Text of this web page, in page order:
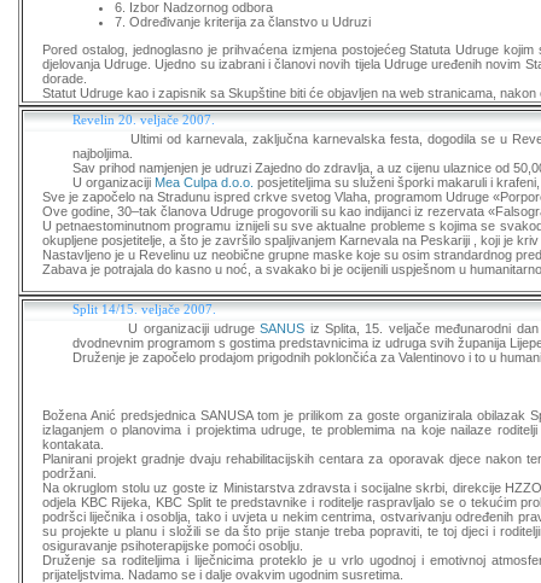
6. Izbor Nadzornog odbora
7. Određivanje kriterija za članstvo u Udruzi
Pored ostalog, jednoglasno je prihvaćena izmjena postojećeg Statuta Udruge
djelovanja Udruge. Ujedno su izabrani i članovi novih tijela Udruge uređenih novim
dorade.
Statut Udruge kao i zapisnik sa Skupštine biti će objavljen na web stranicama,
Revelin 20. veljače 2007.
Ultimi od karnevala, zaključna karnevalska festa, dogodila se u
najboljima.
Sav prihod namjenjen je udruzi Zajedno do zdravlja, a uz cijenu ulaznice od
U organizaciji Mea Culpa d.o.o. posjetiteljima su služeni šporki makaruli i
Sve je započelo na Stradunu ispred crkve svetog Vlaha, programom Udruge
Ove godine, 30–tak članova Udruge progovorili su kao indijanci iz rezervata
U petnaestominutnom programu iznijeli su sve aktualne probleme s kojima se
okupljene posjetitelje, a što je završilo spaljivanjem Karnevala na Peskariji , koji je
Nastavljeno je u Revelinu uz neobične grupne maske koje su osim strandardnog
Zabava je potrajala do kasno u noć, a svakako bi je ocijenili uspješnom u
Split 14/15. veljače 2007.
U organizaciji udrugeSANUS iz Splita, 15. veljače međunarodni
dvodnevnim programom s gostima predstavnicima iz udruga svih županija
Druženje je započelo prodajom prigodnih poklončića za Valentinovo i to u
Božena Anić predsjednica SANUSA tom je prilikom za goste organizirala
izlaganjem o planovima i projektima udruge, te problemima na koje nailaze
kontakata.
Planirani projekt gradnje dvaju rehabilitacijskih centara za oporavak djece nakon
podržani.
Na okruglom stolu uz goste iz Ministarstva zdravsta i socijalne skrbi, direkcije
odjela KBC Rijeka, KBC Split te predstavnike i roditelje raspravljalo se o tekućim
podršci liječnika i osoblja, tako i uvjeta u nekim centrima, ostvarivanju određenih
su projekte u planu i složili se da što prije stanje treba popraviti, te toj djeci i
osiguravanje psihoterapijske pomoći osoblju.
Druženje sa roditeljima i liječnicima proteklo je u vrlo ugodnoj i emotivnoj
prijateljstvima. Nadamo se i dalje ovakvim ugodnim susretima.